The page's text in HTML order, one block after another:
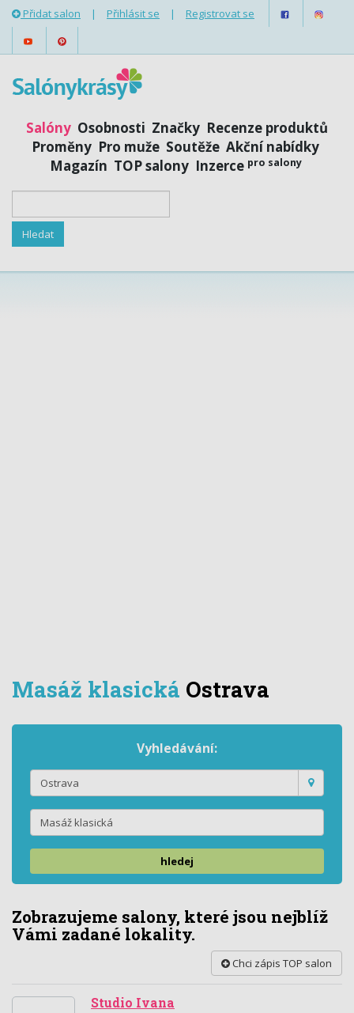
Přidat salon | Přihlásit se | Registrovat se
Salóny Osobnosti Značky Recenze produktů
Proměny Pro muže Soutěže Akční nabídky
Magazín TOP salony Inzerce pro salony
Masáž klasická Ostrava
Vyhledávání:
hledej
Zobrazujeme salony, které jsou nejblíž
Vámi zadané lokality.
Chci zápis TOP salon
Studio Ivana